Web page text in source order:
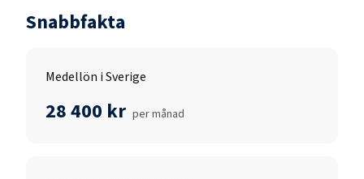
Snabbfakta
Medellön i Sverige
28 400 kr per månad